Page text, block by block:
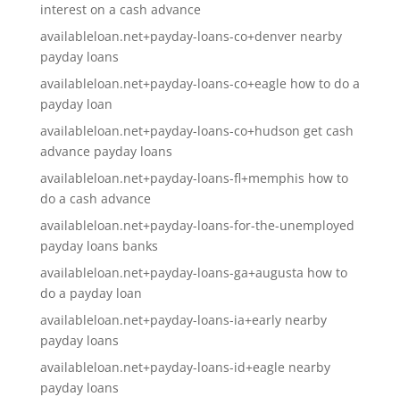
interest on a cash advance
availableloan.net+payday-loans-co+denver nearby
payday loans
availableloan.net+payday-loans-co+eagle how to do a
payday loan
availableloan.net+payday-loans-co+hudson get cash
advance payday loans
availableloan.net+payday-loans-fl+memphis how to
do a cash advance
availableloan.net+payday-loans-for-the-unemployed
payday loans banks
availableloan.net+payday-loans-ga+augusta how to
do a payday loan
availableloan.net+payday-loans-ia+early nearby
payday loans
availableloan.net+payday-loans-id+eagle nearby
payday loans